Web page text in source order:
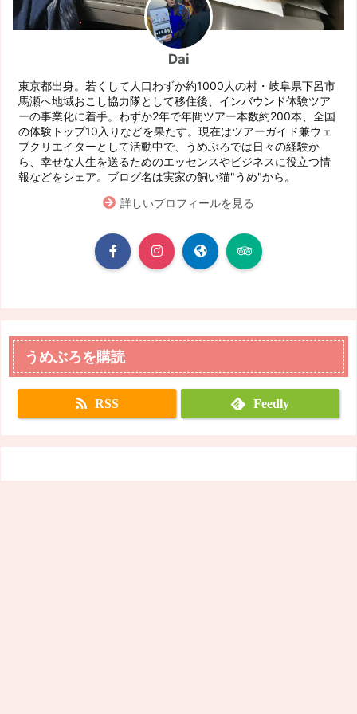
Dai
東京都出身。若くして人口わずか約1000人の村・岐阜県下呂市
馬瀬へ地域おこし協力隊として移住後、インバウンド体験ツア
ーの事業化に着手。わずか2年で年間ツアー本数約200本、全国
の体験トップ10入りなどを果たす。現在はツアーガイド兼ウェ
ブクリエイターとして活動中で、うめぶろでは日々の経験か
ら、幸せな人生を送るためのエッセンスやビジネスに役立つ情
報などをシェア。ブログ名は実家の飼い猫"うめ"から。
詳しいプロフィールを見る
うめぶろを購読
RSS Feedly